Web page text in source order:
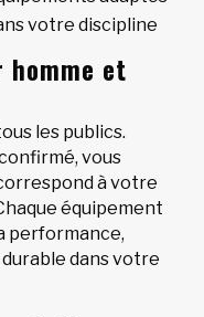
votre discipline
homme et
les publics.
vous
à votre
équipement
performance,
dans votre